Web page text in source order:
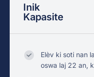
Inik
Kapasite
Elèv ki soti nan
oswa laj 22 an,